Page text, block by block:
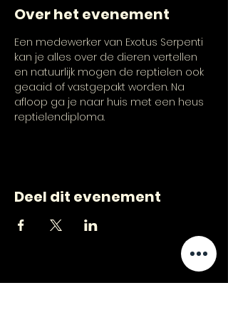
Over het evenement
Een medewerker van Exotus Serpenti
kan je alles over de dieren vertellen
en natuurlijk mogen de reptielen ook
geaaid of vastgepakt worden. Na
afloop ga je naar huis met een heus
reptielendiploma.
Deel dit evenement
CONTACT